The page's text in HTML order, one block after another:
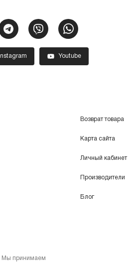
Instagram Youtube
Возврат товара
Карта сайта
Личный кабинет
Производители
Блог
Мы принимаем